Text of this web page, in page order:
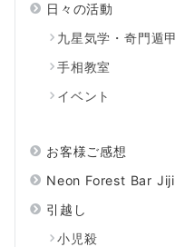
日々の活動
九星気学・奇門遁
手相教室
イベント
お客様ご感想
Neon Forest Bar Jiji
引越し
小児殺